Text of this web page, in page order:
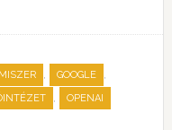
, GOOGLE ,
, OPENAI